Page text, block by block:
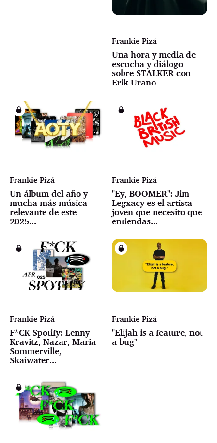
Frankie Pizá
Una hora y media de
escucha y diálogo
sobre STALKER con
Erik Urano
Frankie Pizá
Un álbum del año y
mucha más música
relevante de este
2025...
Frankie Pizá
"Ey, BOOMER": Jim
Legxacy es el artista
joven que necesito que
entiendas...
Frankie Pizá
F*CK Spotify: Lenny
Kravitz, Nazar, Maria
Sommerville,
Skaiwater...
Frankie Pizá
"Elijah is a feature, not
a bug"